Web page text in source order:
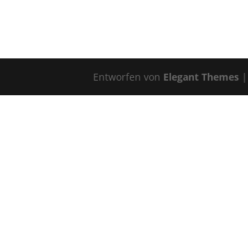
Entworfen von Elegant Themes